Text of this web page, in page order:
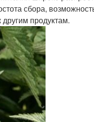
сбора,
продуктам.